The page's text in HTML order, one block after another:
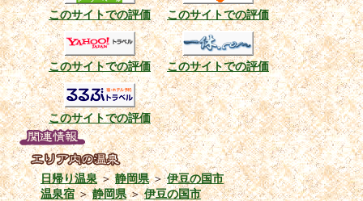
このサイトでの評価 このサイトでの評価
このサイトでの評価 このサイトでの評価
このサイトでの評価
日帰り温泉＞静岡県＞伊豆の国市
温泉宿＞静岡県＞伊豆の国市